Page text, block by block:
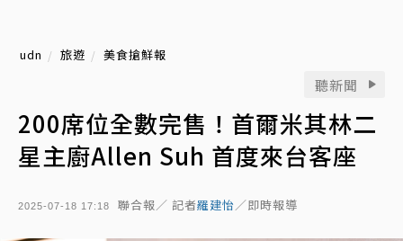
udn 旅遊 美食搶鮮報
聽新聞
200席位全數完售！首爾米其林二
星主廚Allen Suh 首度來台客座
2025-07-18 17:18 聯合報／ 記者羅建怡／即時報導